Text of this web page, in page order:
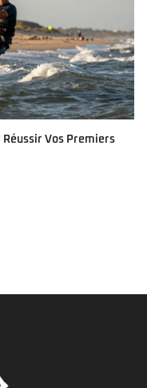
Vos Premiers